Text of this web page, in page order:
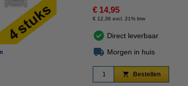
€ 14,95
€ 12,36 excl. 21% btw
Direct leverbaar
Morgen in huis
Bestellen